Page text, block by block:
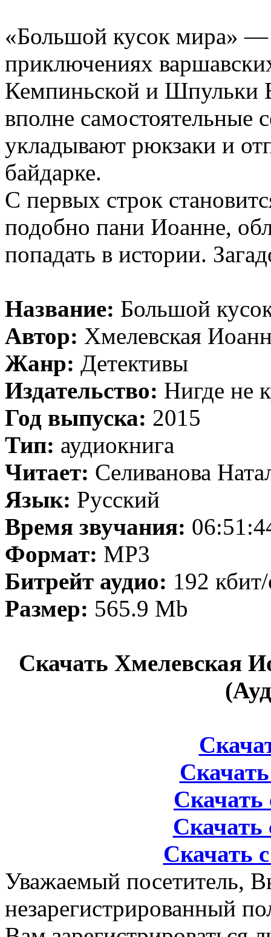
«Большой кусок мира» —
приключениях
Кемпиньской и Шпульки
вполне самостоятельные
укладывают рюкзаки и
байдарке.
С первых строк
подобно пани Иоанне,
попадать в истории.
Название: Большой
Автор: Хмелевская
Жанр: Детективы
Издательство: Нигде не
Год выпуска: 2015
Тип: аудиокнига
Читает: Селиванова
Язык: Русский
Время звучания:
Формат: MP3
Битрейт аудио: 192
Размер: 565.9 Mb
Скачать Хмелевская
Скачать
Скачать
Скачать
Уважаемый посетитель,
незарегистрированный